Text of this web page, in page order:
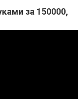
за 150000,